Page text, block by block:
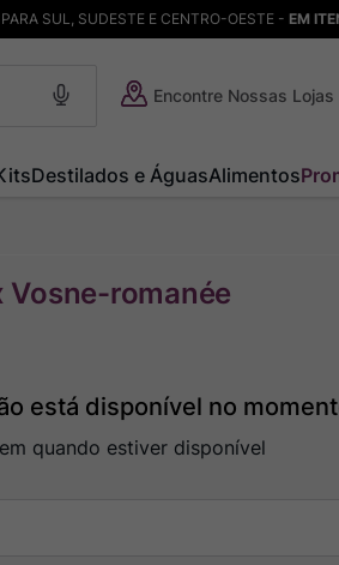
SUL, SUDESTE E CENTRO-OESTE - EM
Encontre Nossas Lojas
Destilados e ÁguasAlimentos
Vosne-romanée
está disponível no
quando estiver disponível